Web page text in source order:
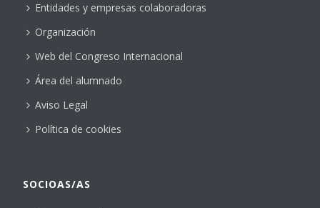
Entidades y empresas colaboradoras
Organización
Web del Congreso Internacional
Área del alumnado
Aviso Legal
Política de cookies
SOCIOAS/AS